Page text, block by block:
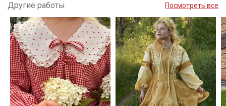
Другие работы Посмотреть все